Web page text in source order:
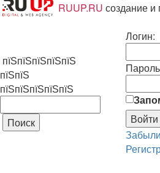
RUUP.RU создание и
пїЅпїЅпїЅпїЅпїЅ
пїЅпїЅ
пїЅпїЅпїЅпїЅпїЅ
Логин: